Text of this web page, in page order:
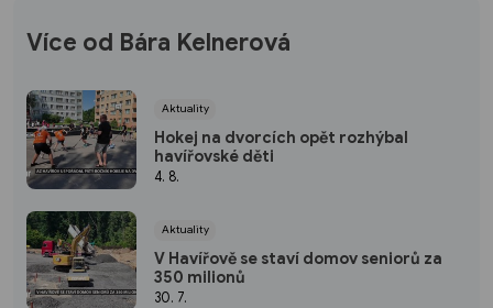
Více od Bára Kelnerová
Aktuality
Hokej na dvorcích opět rozhýbal
havířovské děti
4. 8.
Aktuality
V Havířově se staví domov seniorů za
350 milionů
30. 7.